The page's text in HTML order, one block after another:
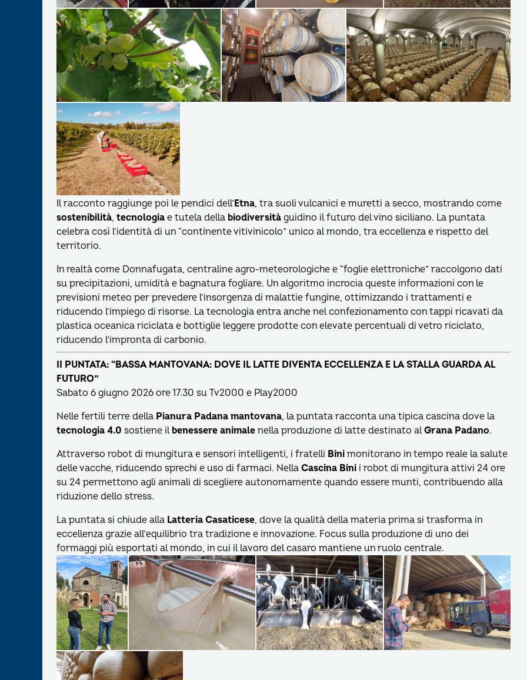
Il racconto raggiunge poi le pendici dell’Etna, tra suoli vulcanici e muretti a secco, mostrando come
sostenibilità, tecnologia e tutela della biodiversità guidino il futuro del vino siciliano. La puntata
celebra così l’identità di un “continente vitivinicolo” unico al mondo, tra eccellenza e rispetto del
territorio.
In realtà come Donnafugata, centraline agro-meteorologiche e “foglie elettroniche” raccolgono dati
su precipitazioni, umidità e bagnatura fogliare. Un algoritmo incrocia queste informazioni con le
previsioni meteo per prevedere l’insorgenza di malattie fungine, ottimizzando i trattamenti e
riducendo l’impiego di risorse. La tecnologia entra anche nel confezionamento con tappi ricavati da
plastica oceanica riciclata e bottiglie leggere prodotte con elevate percentuali di vetro riciclato,
riducendo l’impronta di carbonio.
II PUNTATA: “BASSA MANTOVANA: DOVE IL LATTE DIVENTA ECCELLENZA E LA STALLA GUARDA AL
FUTURO”
Sabato 6 giugno 2026 ore 17.30 su Tv2000 e Play2000
Nelle fertili terre della Pianura Padana mantovana, la puntata racconta una tipica cascina dove la
tecnologia 4.0 sostiene il benessere animale nella produzione di latte destinato alGrana Padano.
Attraverso robot di mungitura e sensori intelligenti, i fratelli Bini monitorano in tempo reale la salute
delle vacche, riducendo sprechi e uso di farmaci. Nella Cascina Bini i robot di mungitura attivi 24 ore
su 24 permettono agli animali di scegliere autonomamente quando essere munti, contribuendo alla
riduzione dello stress.
La puntata si chiude alla Latteria Casaticese, dove la qualità della materia prima si trasforma in
eccellenza grazie all’equilibrio tra tradizione e innovazione. Focus sulla produzione di uno dei
formaggi più esportati al mondo, in cui il lavoro del casaro mantiene un ruolo centrale.